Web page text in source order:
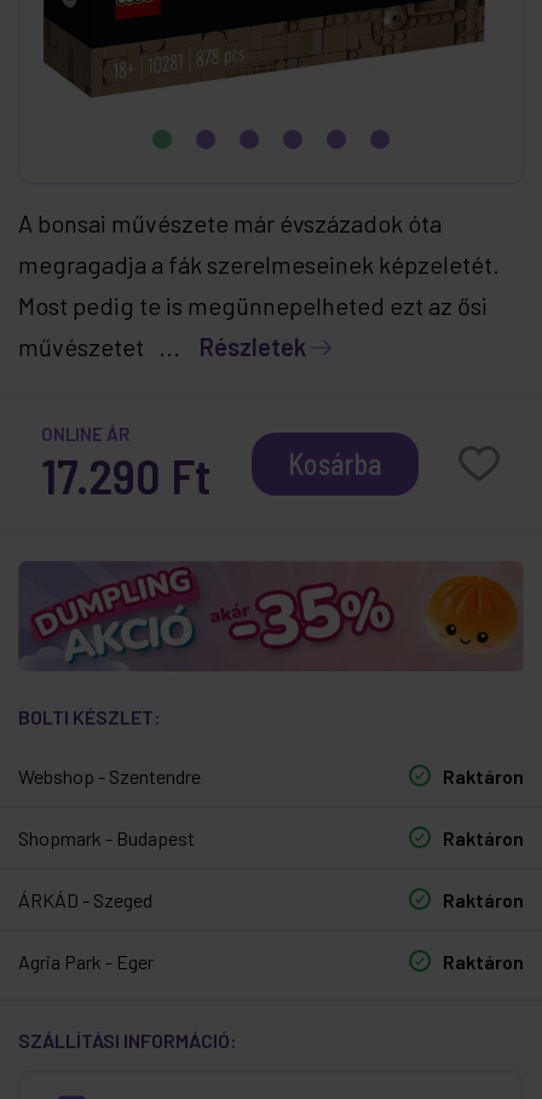
A bonsai művészete már évszázadok óta
megragadja a fák szerelmeseinek képzeletét.
Most pedig te is megünnepelheted ezt az ősi
művészetet ... Részletek
ONLINE ÁR
17.290 Ft Kosárba
BOLTI KÉSZLET:
Webshop - Szentendre Raktáron
Shopmark - Budapest Raktáron
ÁRKÁD - Szeged Raktáron
Agria Park - Eger Raktáron
SZÁLLÍTÁSI INFORMÁCIÓ: